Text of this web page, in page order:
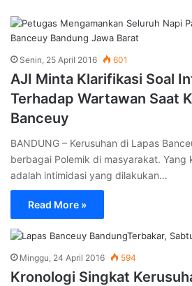
Senin, 25 April 2016 601
AJI Minta Klarifikasi Soal
Terhadap Wartawan Saat
Banceuy
BANDUNG – Kerusuhan di Lapas
berbagai Polemik di masyarakat. Yang
adalah intimidasi yang dilakukan…
Read More »
Minggu, 24 April 2016 594
Kronologi Singkat